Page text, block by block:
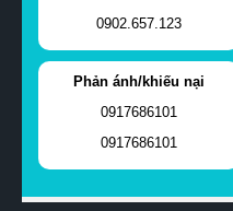
0902.657.123
Phản ánh/khiếu nại
0917686101
0917686101